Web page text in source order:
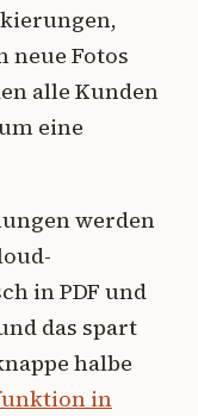
neue Fotos
alle Kunden
eine
werden
in PDF und
das spart
halbe
in